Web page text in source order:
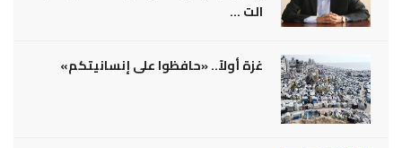
الت ...
غزة أولاً.. «حافظوا على إنسانيتكم»